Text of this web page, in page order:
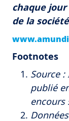
chaque
de la
Footnotes
Source :
publié
encours